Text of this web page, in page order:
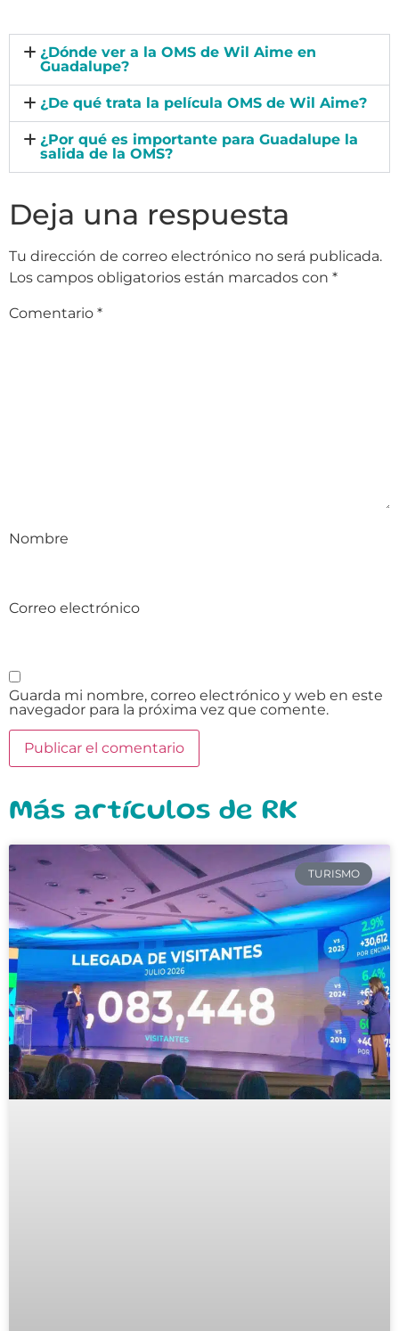
¿Dónde ver a la OMS de Wil Aime en
Guadalupe?
¿De qué trata la película OMS de Wil Aime?
¿Por qué es importante para Guadalupe la
salida de la OMS?
Deja una respuesta
Tu dirección de correo electrónico no será publicada.
Los campos obligatorios están marcados con *
Comentario *
Nombre
Correo electrónico
Guarda mi nombre, correo electrónico y web en este
navegador para la próxima vez que comente.
Más artículos de RK
TURISMO